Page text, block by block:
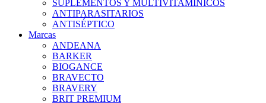
SUPLEMENTOS Y MULTIVITAMÍNICOS
ANTIPARASITARIOS
ANTISÉPTICO
Marcas
ANDEANA
BARKER
BIOGANCE
BRAVECTO
BRAVERY
BRIT PREMIUM